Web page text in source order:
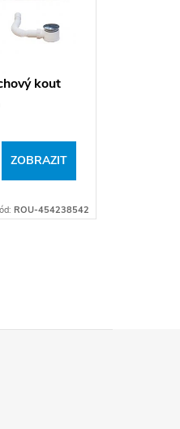
kout
ZOBRAZIT
ROU-454238542